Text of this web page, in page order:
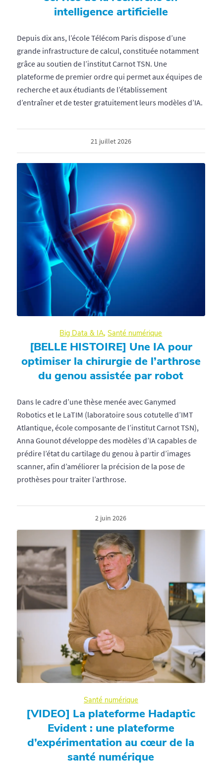
intelligence artificielle
Depuis dix ans, l’école Télécom Paris dispose d’une
grande infrastructure de calcul, constituée notamment
grâce au soutien de l’institut Carnot TSN. Une
plateforme de premier ordre qui permet aux équipes de
recherche et aux étudiants de l’établissement
d’entraîner et de tester gratuitement leurs modèles d’IA.
21 juillet 2026
Big Data & IA,Santé numérique
[BELLE HISTOIRE] Une IA pour
optimiser la chirurgie de l’arthrose
du genou assistée par robot
Dans le cadre d’une thèse menée avec Ganymed
Robotics et le LaTIM (laboratoire sous cotutelle d’IMT
Atlantique, école composante de l’institut Carnot TSN),
Anna Gounot développe des modèles d’IA capables de
prédire l’état du cartilage du genou à partir d’images
scanner, afin d’améliorer la précision de la pose de
prothèses pour traiter l’arthrose.
2 juin 2026
Santé numérique
[VIDEO] La plateforme Hadaptic
Evident : une plateforme
d’expérimentation au cœur de la
santé numérique